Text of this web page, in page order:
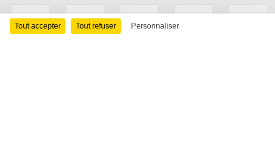
Tout accepter Tout refuser Personnaliser